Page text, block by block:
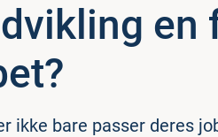
ikke bare passer deres